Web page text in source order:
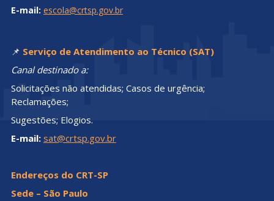
E-mail: escola@crtsp.gov.br
📌 Serviço de Atendimento ao Técnico (SAT)
Canal destinado a:
Solicitações não atendidas; Casos de urgência;
Reclamações;
Sugestões; Elogios.
E-mail: sat@crtsp.gov.br
Endereços do CRT-SP
Sede – São Paulo